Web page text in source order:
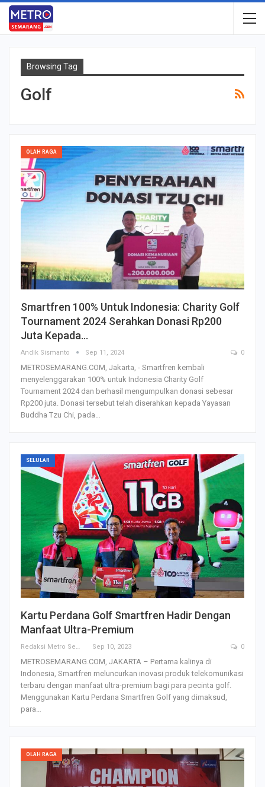
Browsing Tag
Golf
OLAH RAGA
Smartfren 100% Untuk Indonesia: Charity Golf
Tournament 2024 Serahkan Donasi Rp200
Juta Kepada…
Andik Sismanto Sep 11, 2024 0
METROSEMARANG.COM, Jakarta, - Smartfren kembali
menyelenggarakan 100% untuk Indonesia Charity Golf
Tournament 2024 dan berhasil mengumpulkan donasi sebesar
Rp200 juta. Donasi tersebut telah diserahkan kepada Yayasan
Buddha Tzu Chi, pada…
SELULAR
Kartu Perdana Golf Smartfren Hadir Dengan
Manfaat Ultra-Premium
Redaksi Metro Semarang Sep 10, 2023 0
METROSEMARANG.COM, JAKARTA – Pertama kalinya di
Indonesia, Smartfren meluncurkan inovasi produk telekomunikasi
terbaru dengan manfaat ultra-premium bagi para pecinta golf.
Menggunakan Kartu Perdana Smartfren Golf yang dimaksud,
para…
OLAH RAGA